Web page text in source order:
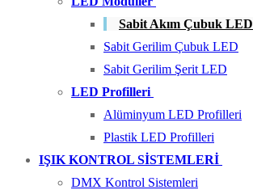
Sabit Akım Çubuk LED
Sabit Gerilim Çubuk LED
Sabit Gerilim Şerit LED
LED Profilleri
Alüminyum LED Profilleri
Plastik LED Profilleri
IŞIK KONTROL SİSTEMLERİ
DMX Kontrol Sistemleri